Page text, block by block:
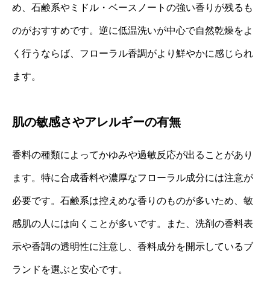
め、石鹸系やミドル・ベースノートの強い香りが残るも
のがおすすめです。逆に低温洗いが中心で自然乾燥をよ
く行うならば、フローラル香調がより鮮やかに感じられ
ます。
肌の敏感さやアレルギーの有無
香料の種類によってかゆみや過敏反応が出ることがあり
ます。特に合成香料や濃厚なフローラル成分には注意が
必要です。石鹸系は控えめな香りのものが多いため、敏
感肌の人には向くことが多いです。また、洗剤の香料表
示や香調の透明性に注意し、香料成分を開示しているブ
ランドを選ぶと安心です。